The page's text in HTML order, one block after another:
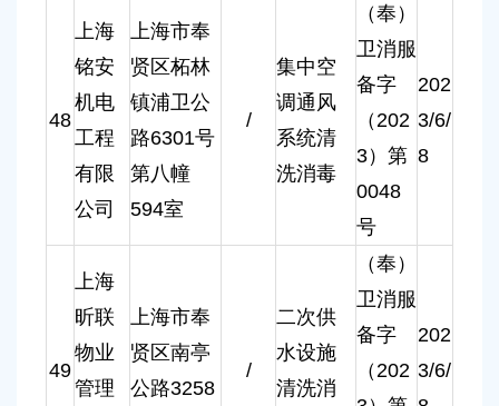
48
上海
铭安
机电
工程
有限
公司
上海市奉
贤区柘林
镇浦卫公
路6301号
第八幢
594室
/
集中空
调通风
系统清
洗消毒
（奉）
卫消服
备字
（202
3）第
0048
号
202
3/6/
8
49
上海
昕联
物业
管理
上海市奉
贤区南亭
公路3258
/
二次供
水设施
清洗消
（奉）
卫消服
备字
（202
202
3/6/